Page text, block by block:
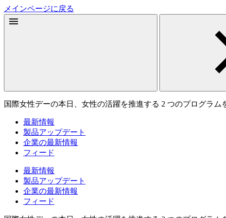
メインページに戻る
国際女性デーの本日、女性の活躍を推進する 2 つのプログラム
最新情報
製品アップデート
企業の最新情報
フィード
最新情報
製品アップデート
企業の最新情報
フィード